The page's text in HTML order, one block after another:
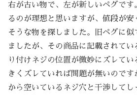
右が古い物で、左が新しいペグです
るのが理想と思いますが、値段が安
そうな物を探しました。旧ペグに似
ましたが、その商品に記載されて
り付けネジの位置が微妙にズレて
きくズレていれば問題が無いので
から空いているネジ穴と干渉して